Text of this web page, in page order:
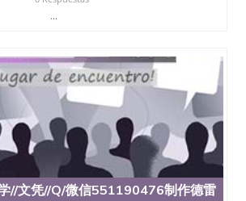
提供本科、硕士及博士学位。学校的
工程、天文学、农业、环境污染控
工程、生物工程、建筑设计、工商管
机械工程、航天工程、土木工程、数
社会科学、心理学、戏剧、市场营
计算机科学、物理学、人工智能、商
客户提供相关材料，确定客户办理
方案； 2、补充毕业证成绩单等相关
册申请账号，付定金； 4、预约递
员陪同客户本人一起去留服递交材
...
//文凭//Q/微信551190476制作德雷